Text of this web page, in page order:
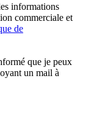
informations
commerciale et
de
que je peux
un mail à